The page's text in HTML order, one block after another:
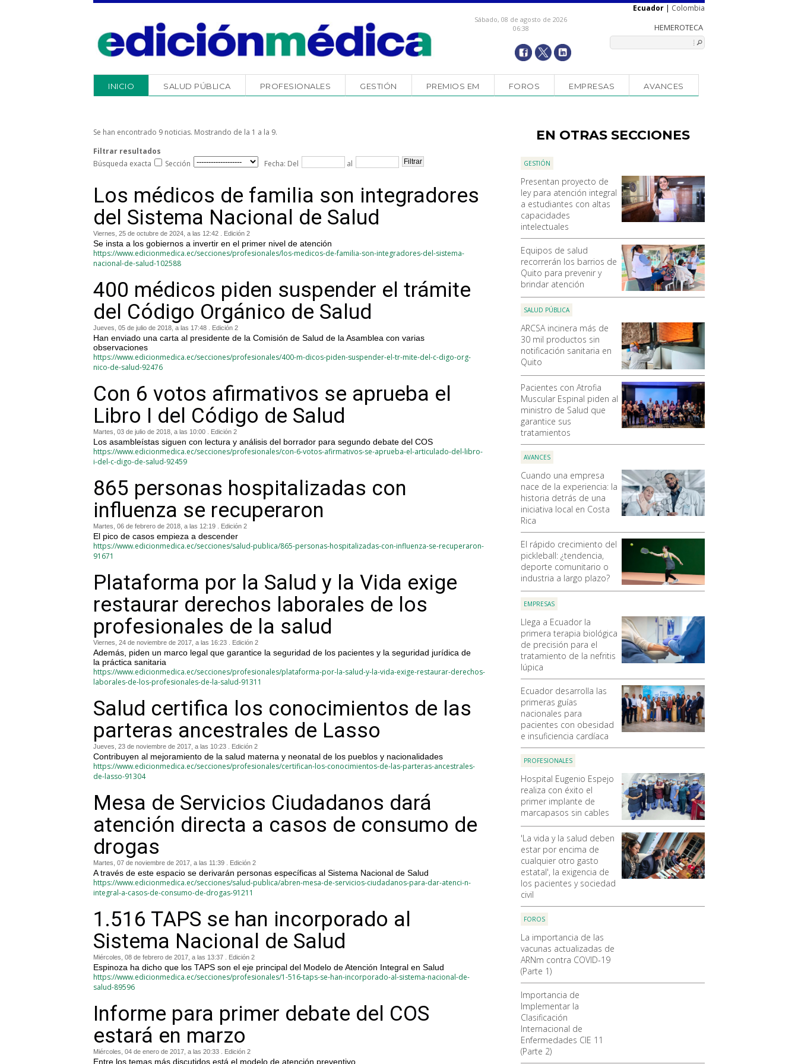
Sábado, 08 de agosto de 2026
06:38
Ecuador | Colombia
INICIO SALUD PÚBLICA PROFESIONALES GESTIÓN PREMIOS EM FOROS EMPRESAS AVANCES
EN OTRAS SECCIONES
GESTIÓN
Presentan proyecto de
ley para atención integral
a estudiantes con altas
capacidades
intelectuales
Equipos de salud
recorrerán los barrios de
Quito para prevenir y
brindar atención
SALUD PÚBLICA
ARCSA incinera más de
30 mil productos sin
notificación sanitaria en
Quito
Pacientes con Atrofia
Muscular Espinal piden al
ministro de Salud que
garantice sus
tratamientos
AVANCES
Cuando una empresa
nace de la experiencia: la
historia detrás de una
iniciativa local en Costa
Rica
El rápido crecimiento del
pickleball: ¿tendencia,
deporte comunitario o
industria a largo plazo?
EMPRESAS
Llega a Ecuador la
primera terapia biológica
de precisión para el
tratamiento de la nefritis
lúpica
Ecuador desarrolla las
primeras guías
nacionales para
pacientes con obesidad
e insuficiencia cardíaca
PROFESIONALES
Hospital Eugenio Espejo
realiza con éxito el
primer implante de
marcapasos sin cables
'La vida y la salud deben
estar por encima de
cualquier otro gasto
estatal', la exigencia de
los pacientes y sociedad
civil
FOROS
La importancia de las
vacunas actualizadas de
ARNm contra COVID-19
(Parte 1)
Importancia de
Implementar la
Clasificación
Internacional de
Enfermedades CIE 11
(Parte 2)
Se han encontrado 9 noticias. Mostrando de la 1 a la 9.
Filtrar resultados
Búsqueda exacta
Sección Fecha: Del al
Los médicos de familia son integradores
del Sistema Nacional de Salud
Viernes, 25 de octubre de 2024, a las 12:42 . Edición 2
Se insta a los gobiernos a invertir en el primer nivel de atención
https://www.edicionmedica.ec/secciones/profesionales/los-medicos-de-familia-son-integradores-del-sistema-
nacional-de-salud-102588
400 médicos piden suspender el trámite
del Código Orgánico de Salud
Jueves, 05 de julio de 2018, a las 17:48 . Edición 2
Han enviado una carta al presidente de la Comisión de Salud de la Asamblea con varias
observaciones
https://www.edicionmedica.ec/secciones/profesionales/400-m-dicos-piden-suspender-el-tr-mite-del-c-digo-org-
nico-de-salud-92476
Con 6 votos afirmativos se aprueba el
Libro I del Código de Salud
Martes, 03 de julio de 2018, a las 10:00 . Edición 2
Los asambleístas siguen con lectura y análisis del borrador para segundo debate del COS
https://www.edicionmedica.ec/secciones/profesionales/con-6-votos-afirmativos-se-aprueba-el-articulado-del-libro-
i-del-c-digo-de-salud-92459
865 personas hospitalizadas con
influenza se recuperaron
Martes, 06 de febrero de 2018, a las 12:19 . Edición 2
El pico de casos empieza a descender
https://www.edicionmedica.ec/secciones/salud-publica/865-personas-hospitalizadas-con-influenza-se-recuperaron-
91671
Plataforma por la Salud y la Vida exige
restaurar derechos laborales de los
profesionales de la salud
Viernes, 24 de noviembre de 2017, a las 16:23 . Edición 2
Además, piden un marco legal que garantice la seguridad de los pacientes y la seguridad jurídica de
la práctica sanitaria
https://www.edicionmedica.ec/secciones/profesionales/plataforma-por-la-salud-y-la-vida-exige-restaurar-derechos-
laborales-de-los-profesionales-de-la-salud-91311
Salud certifica los conocimientos de las
parteras ancestrales de Lasso
Jueves, 23 de noviembre de 2017, a las 10:23 . Edición 2
Contribuyen al mejoramiento de la salud materna y neonatal de los pueblos y nacionalidades
https://www.edicionmedica.ec/secciones/profesionales/certifican-los-conocimientos-de-las-parteras-ancestrales-
de-lasso-91304
Mesa de Servicios Ciudadanos dará
atención directa a casos de consumo de
drogas
Martes, 07 de noviembre de 2017, a las 11:39 . Edición 2
A través de este espacio se derivarán personas específicas al Sistema Nacional de Salud
https://www.edicionmedica.ec/secciones/salud-publica/abren-mesa-de-servicios-ciudadanos-para-dar-atenci-n-
integral-a-casos-de-consumo-de-drogas-91211
1.516 TAPS se han incorporado al
Sistema Nacional de Salud
Miércoles, 08 de febrero de 2017, a las 13:37 . Edición 2
Espinoza ha dicho que los TAPS son el eje principal del Modelo de Atención Integral en Salud
https://www.edicionmedica.ec/secciones/profesionales/1-516-taps-se-han-incorporado-al-sistema-nacional-de-
salud-89596
Informe para primer debate del COS
estará en marzo
Miércoles, 04 de enero de 2017, a las 20:33 . Edición 2
Entre los temas más discutidos está el modelo de atención preventivo